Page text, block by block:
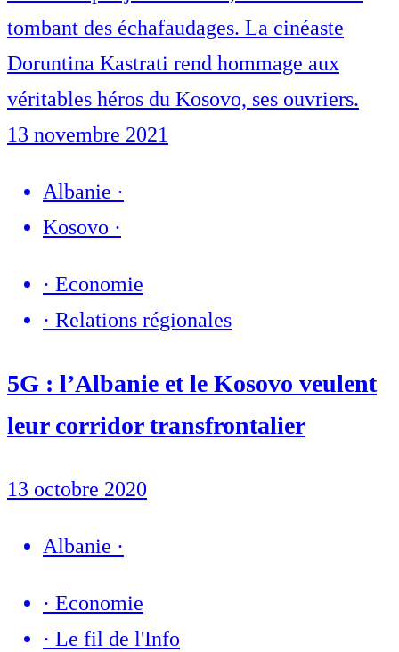
tombant des échafaudages. La cinéaste
Doruntina Kastrati rend hommage aux
véritables héros du Kosovo, ses ouvriers.
13 novembre 2021
Albanie ·
Kosovo ·
· Economie
· Relations régionales
5G : l’Albanie et le Kosovo veulent
leur corridor transfrontalier
13 octobre 2020
Albanie ·
· Economie
· Le fil de l'Info